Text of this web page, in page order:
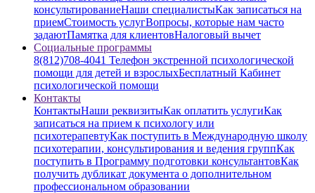
консультированиеНаши специалистыКак записаться на
приемСтоимость услугВопросы, которые нам часто
задаютПамятка для клиентовНалоговый вычет
Социальные программы
8(812)708-4041 Телефон экстренной психологической
помощи для детей и взрослыхБесплатный Кабинет
психологической помощи
Контакты
КонтактыНаши реквизитыКак оплатить услугиКак
записаться на прием к психологу или
психотерапевтуКак поступить в Международную школу
психотерапии, консультирования и ведения группКак
поступить в Программу подготовки консультантовКак
получить дубликат документа о дополнительном
профессиональном образовании